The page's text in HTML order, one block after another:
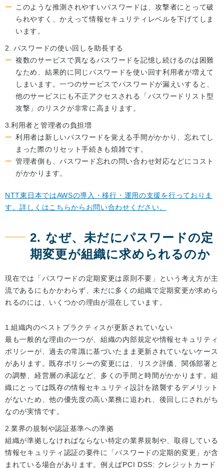
このような推測されやすいパスワードは、攻撃者にとって破
られやすく、かえって情報セキュリティレベルを下げてしま
います。
パスワードの使い回しを助長する
複数のサービスで異なるパスワードを記憶し続けるのは困難
なため、結果的に同じパスワードを使い回す利用者が増えて
しまいます。一つのサービスでパスワードが漏えいすると、
他のサービスにも不正アクセスされる「パスワードリスト型
攻撃」のリスクが非常に高まります。
利用者と管理者の負担増
利用者は新しいパスワードを覚える手間がかかり、忘れてし
まった際のリセット手続きも煩雑です。
管理者側も、パスワード忘れの問い合わせ対応などにコスト
がかかります。
NTT東日本ではAWSの導入・移行・運用の支援を行っておりま
す。詳しくはこちらからお問い合わせください。
2. なぜ、未だにパスワードの定
期変更が組織に求められるのか
現在では「パスワードの定期変更は原則不要」という考え方が主
流であるにもかかわらず、未だに多くの組織で定期変更が求めら
れるのには、いくつかの理由が混在しています。
組織内のベストプラクティスが更新されていない
最も一般的な理由の一つが、組織の内部規定や情報セキュリティ
ポリシーが、過去の常識に基づいたまま更新されていないケース
があります。既存ポリシーの変更には、リスク評価、関係部署と
の調整、経営層の承認など、多くの手間と時間がかかります。組
織にとっては既存の情報セキュリティ設計を踏襲するデメリット
がないため、他の優先度の高い業務に追われ、後回しにされがち
なのが実情です。
業界の規制や認証基準への準拠
組織が準拠しなければならない特定の業界規制や、取得している
情報セキュリティ認証の要件に「パスワードの定期的変更」が含
まれている場合があります。例えばPCI DSS: クレジットカード